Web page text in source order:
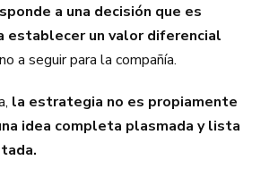
a una decisión que es
establecer un valor diferencial
a seguir para la compañía.
la estrategia no es propiamente
idea completa plasmada y lista